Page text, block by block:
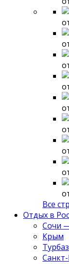
Все
Отдых в
Сочи
Крым